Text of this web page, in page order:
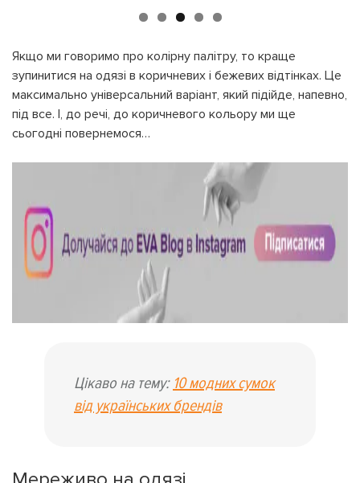
Якщо ми говоримо про колірну палітру, то краще
зупинитися на одязі в коричневих і бежевих відтінках. Це
максимально універсальний варіант, який підійде, напевно,
під все. І, до речі, до коричневого кольору ми ще
сьогодні повернемося…
Цікаво на тему: 10 модних сумок
від українських брендів